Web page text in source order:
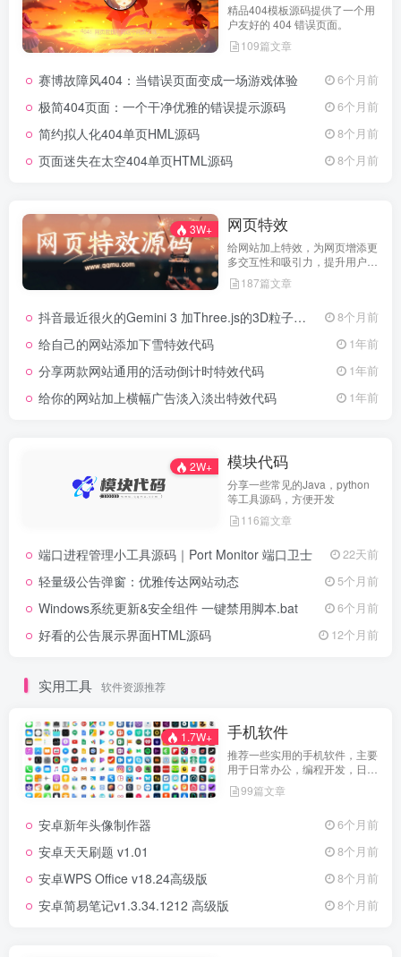
精品404模板源码提供了一个用
户友好的 404 错误页面。
109篇文章
赛博故障风404：当错误页面变成一场游戏体验 6个月前
极简404页面：一个干净优雅的错误提示源码 6个月前
简约拟人化404单页HML源码 8个月前
页面迷失在太空404单页HTML源码 8个月前
3W+ 网页特效
给网站加上特效，为网页增添更
多交互性和吸引力，提升用户体
验 187篇文章
抖音最近很火的Gemini 3 加Three.js的3D粒子交互代码 共十三款 8个月前
给自己的网站添加下雪特效代码 1年前
分享两款网站通用的活动倒计时特效代码 1年前
给你的网站加上横幅广告淡入淡出特效代码 1年前
2W+ 模块代码
分享一些常见的Java，python
等工具源码，方便开发
116篇文章
端口进程管理小工具源码｜Port Monitor 端口卫士 22天前
轻量级公告弹窗：优雅传达网站动态 5个月前
Windows系统更新&安全组件 一键禁用脚本.bat 6个月前
好看的公告展示界面HTML源码 12个月前
实用工具 软件资源推荐
1.7W+ 手机软件
推荐一些实用的手机软件，主要
用于日常办公，编程开发，日常
维护，娱乐等等
99篇文章
安卓新年头像制作器 6个月前
安卓天天刷题 v1.01 8个月前
安卓WPS Office v18.24高级版 8个月前
安卓简易笔记v1.3.34.1212 高级版 8个月前